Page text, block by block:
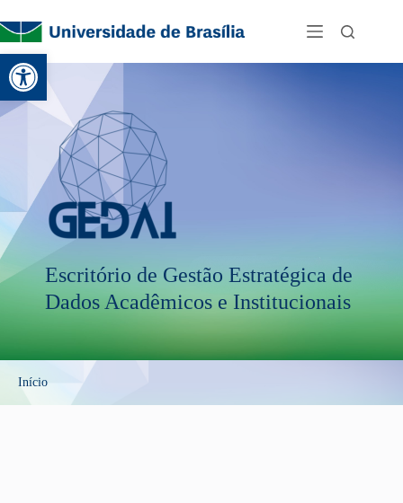
Abrir a barra de ferramentas
Escritório de Gestão Estratégica de
Dados Acadêmicos e Institucionais
Início